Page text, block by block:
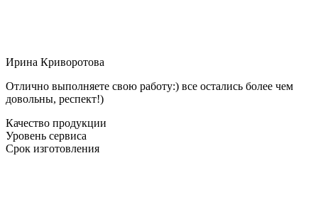
Ирина Криворотова
Отлично выполняете свою работу:) все остались более чем
довольны, респект!)
Качество продукции
Уровень сервиса
Срок изготовления